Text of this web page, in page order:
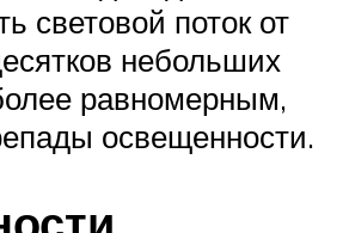
световой поток от
небольших
равномерным,
освещенности.